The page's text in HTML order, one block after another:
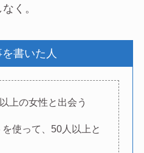
く。
書いた人
上の女性と出会う
使って、50人以上と